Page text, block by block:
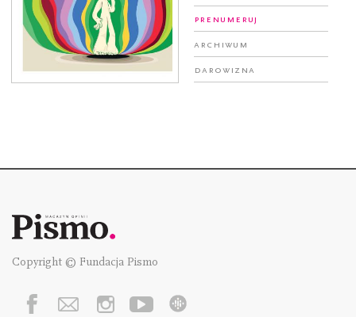
Prenumeruj
Archiwum
Darowizna
Copyright © Fundacja Pismo